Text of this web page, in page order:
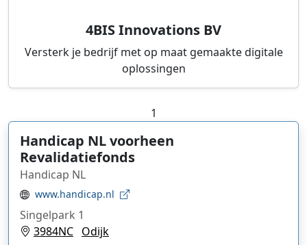
4BIS Innovations BV
Versterk je bedrijf met op maat gemaakte digitale
oplossingen
1
Handicap NL voorheen
Revalidatiefonds
Handicap NL
www.handicap.nl
Singelpark 1
3984NC Odijk